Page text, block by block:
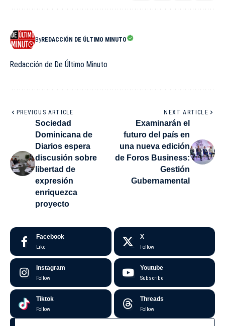
ByREDACCIÓN DE ÚLTIMO MINUTO
Redacción de De Último Minuto
PREVIOUS ARTICLE
Sociedad
Dominicana de
Diarios espera
discusión sobre
libertad de
expresión
enriquezca
proyecto
NEXT ARTICLE
Examinarán el
futuro del país en
una nueva edición
de Foros Business:
Gestión
Gubernamental
Facebook
Like
X
Follow
Instagram
Follow
Youtube
Subscribe
Tiktok
Follow
Threads
Follow